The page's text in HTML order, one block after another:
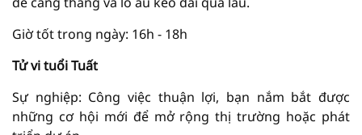
Giờ tốt trong ngày: 16h - 18h
Tử vi tuổi Tuất
Sự nghiệp: Công việc thuận lợi, bạn nắm bắt được
những cơ hội mới để mở rộng thị trường hoặc phát